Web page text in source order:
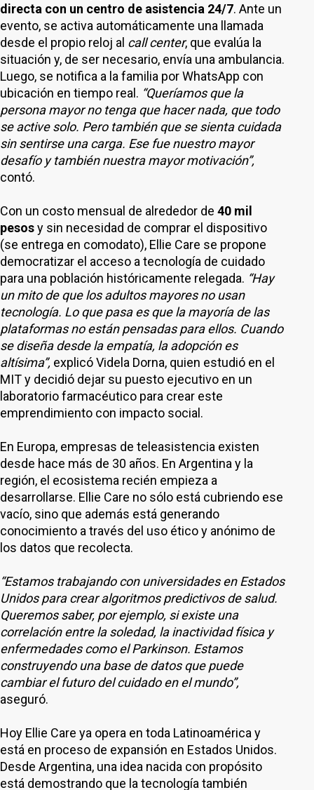
directa con un centro de asistencia 24/7. Ante un
evento, se activa automáticamente una llamada
desde el propio reloj al call center, que evalúa la
situación y, de ser necesario, envía una ambulancia.
Luego, se notifica a la familia por WhatsApp con
ubicación en tiempo real. “Queríamos que la
persona mayor no tenga que hacer nada, que todo
se active solo. Pero también que se sienta cuidada
sin sentirse una carga. Ese fue nuestro mayor
desafío y también nuestra mayor motivación”,
contó.
Con un costo mensual de alrededor de 40 mil
pesosy sin necesidad de comprar el dispositivo
(se entrega en comodato), Ellie Care se propone
democratizar el acceso a tecnología de cuidado
para una población históricamente relegada. “Hay
un mito de que los adultos mayores no usan
tecnología. Lo que pasa es que la mayoría de las
plataformas no están pensadas para ellos. Cuando
se diseña desde la empatía, la adopción es
altísima”, explicó Videla Dorna, quien estudió en el
MIT y decidió dejar su puesto ejecutivo en un
laboratorio farmacéutico para crear este
emprendimiento con impacto social.
En Europa, empresas de teleasistencia existen
desde hace más de 30 años. En Argentina y la
región, el ecosistema recién empieza a
desarrollarse. Ellie Care no sólo está cubriendo ese
vacío, sino que además está generando
conocimiento a través del uso ético y anónimo de
los datos que recolecta.
“Estamos trabajando con universidades en Estados
Unidos para crear algoritmos predictivos de salud.
Queremos saber, por ejemplo, si existe una
correlación entre la soledad, la inactividad física y
enfermedades como el Parkinson. Estamos
construyendo una base de datos que puede
cambiar el futuro del cuidado en el mundo”,
aseguró.
Hoy Ellie Care ya opera en toda Latinoamérica y
está en proceso de expansión en Estados Unidos.
Desde Argentina, una idea nacida con propósito
está demostrando que la tecnología también